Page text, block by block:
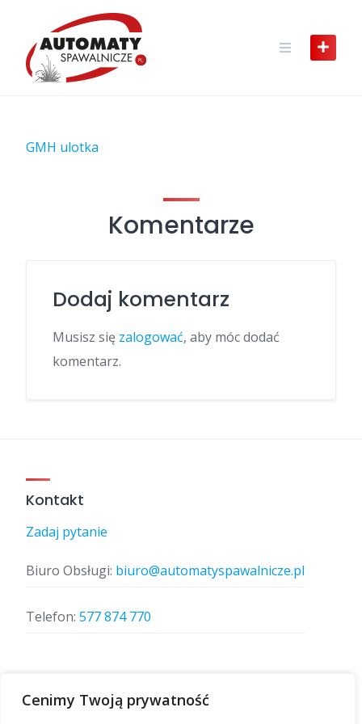
Cenimy Twoją prywatność
content
GMH ulotka
Komentarze
Dodaj komentarz
Musisz się zalogować, aby móc dodać
komentarz.
Kontakt
Zadaj pytanie
Biuro Obsługi: biuro@automatyspawalnicze.pl
Telefon: 577 874 770